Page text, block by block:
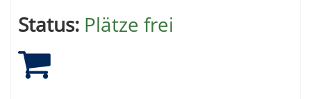
Status: Plätze frei